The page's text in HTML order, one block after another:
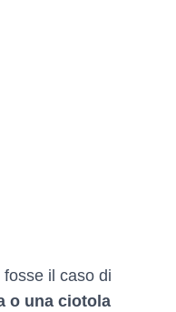
il caso di
o una ciotola